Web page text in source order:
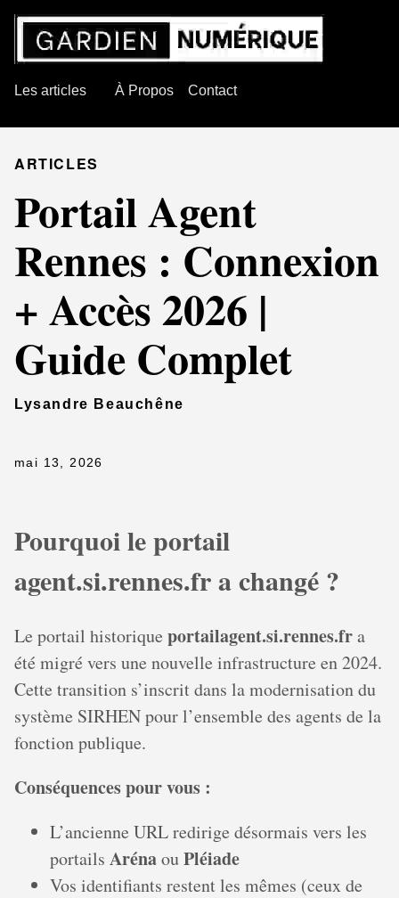
Les articles À Propos Contact
ARTICLES
Portail Agent
Rennes : Connexion
+ Accès 2026 |
Guide Complet
Lysandre Beauchêne
mai 13, 2026
Pourquoi le portail
agent.si.rennes.fr a changé ?
Le portail historique portailagent.si.rennes.fra
été migré vers une nouvelle infrastructure en 2024.
Cette transition s’inscrit dans la modernisation du
système SIRHEN pour l’ensemble des agents de la
fonction publique.
Conséquences pour vous :
L’ancienne URL redirige désormais vers les
portails ArénaouPléiade
Vos identifiants restent les mêmes (ceux de